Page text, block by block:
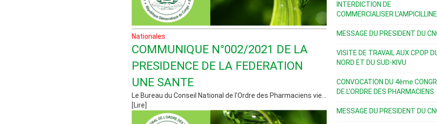
Nationales
COMMUNIQUE N°002/2021 DE LA
PRESIDENCE DE LA FEDERATION
UNE SANTE
Le Bureau du Conseil National de l'Ordre des Pharmaciens vie...
[Lire]
INTERDICTION DE
COMMERCIALISER L'AMPICILLINE...
MESSAGE DU PRESIDENT DU
VISITE DE TRAVAIL AUX CPOP
NORD ET DU SUD-KIVU
CONVOCATION DU 4ème
DE L'ORDRE DES PHARMACIENS
MESSAGE DU PRESIDENT DU